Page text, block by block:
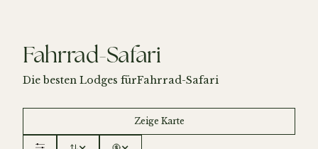
Fahrrad-Safari
Die besten Lodges fürFahrrad-Safari
Zeige Karte